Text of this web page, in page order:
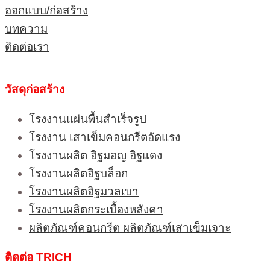
ออกแบบ/ก่อสร้าง
บทความ
ติดต่อเรา
วัสดุก่อสร้าง
โรงงานแผ่นพื้นสำเร็จรูป
โรงงาน เสาเข็มคอนกรีตอัดแรง
โรงงานผลิต อิฐมอญ อิฐแดง
โรงงานผลิตอิฐบล็อก
โรงงานผลิตอิฐมวลเบา
โรงงานผลิตกระเบื้องหลังคา
ผลิตภัณฑ์คอนกรีต ผลิตภัณฑ์เสาเข็มเจาะ
ติดต่อ TRICH